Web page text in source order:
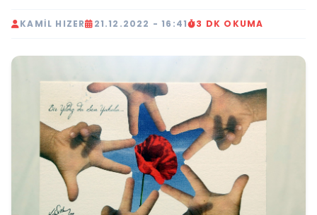
KAMIL HIZER 21.12.2022 - 16:41 3 DK OKUMA